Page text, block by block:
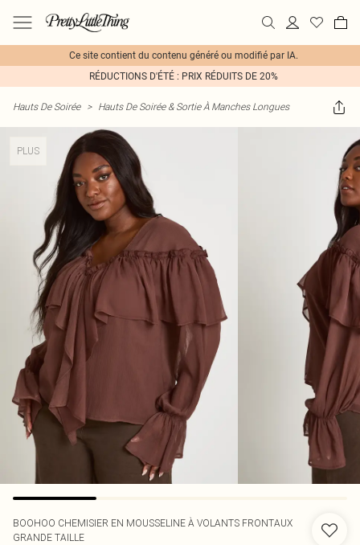
Ce site contient du contenu généré ou modifié par IA.
RÉDUCTIONS D'ÉTÉ : PRIX RÉDUITS DE 20%
Hauts De Soirée > Hauts De Soirée & Sortie À Manches Longues
PLUS
BOOHOO CHEMISIER EN MOUSSELINE À VOLANTS FRONTAUX
GRANDE TAILLE